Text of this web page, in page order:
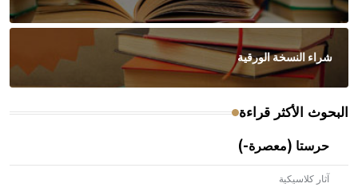
شراء النسخة الورقية
البحوث الأكثر قراءة
حرستا (معصرة-)
آثار كلاسيكية